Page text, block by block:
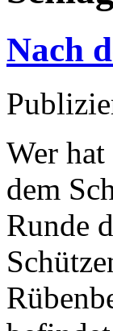
Nach
Wer
dem
Runde